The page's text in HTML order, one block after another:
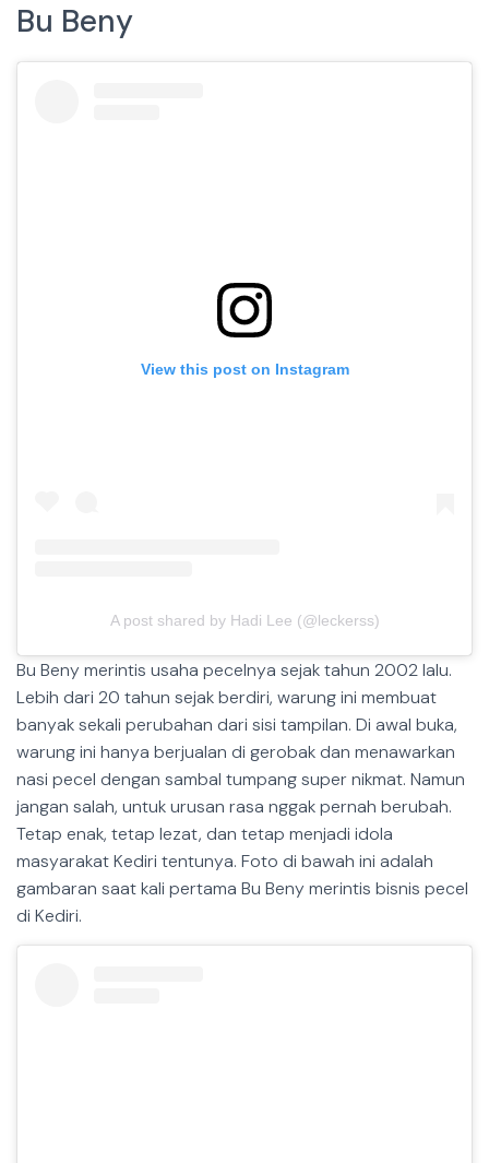
Bu Beny
View this post on Instagram
A post shared by Hadi Lee (@leckerss)
Bu Beny merintis usaha pecelnya sejak tahun 2002 lalu.
Lebih dari 20 tahun sejak berdiri, warung ini membuat
banyak sekali perubahan dari sisi tampilan. Di awal buka,
warung ini hanya berjualan di gerobak dan menawarkan
nasi pecel dengan sambal tumpang super nikmat. Namun
jangan salah, untuk urusan rasa nggak pernah berubah.
Tetap enak, tetap lezat, dan tetap menjadi idola
masyarakat Kediri tentunya. Foto di bawah ini adalah
gambaran saat kali pertama Bu Beny merintis bisnis pecel
di Kediri.